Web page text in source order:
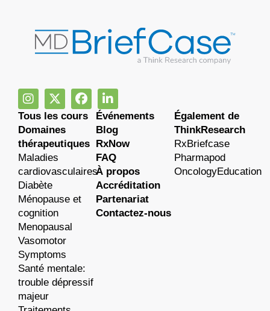
Tous les cours
Domaines
thérapeutiques
Maladies
cardiovasculaires
Diabète
Ménopause et
cognition
Menopausal
Vasomotor
Symptoms
Santé mentale:
trouble dépressif
majeur
Événements
Blog
RxNow
FAQ
À propos
Accréditation
Partenariat
Contactez-nous
Également de
ThinkResearch
RxBriefcase
Pharmapod
OncologyEducation